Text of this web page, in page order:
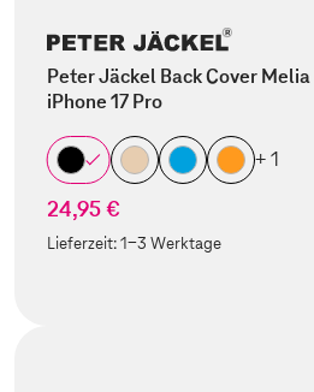
Peter Jäckel Back Cover
iPhone 17 Pro
+ 1
24,95 €
Lieferzeit:1-3 Werktage